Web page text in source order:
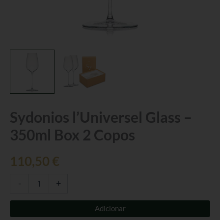
Sydonios l’Universel Glass –
350ml Box 2 Copos
110,50 €
-
Quantidade
de
Sydonios
l’Universel
-
Copos
+
Adicionar